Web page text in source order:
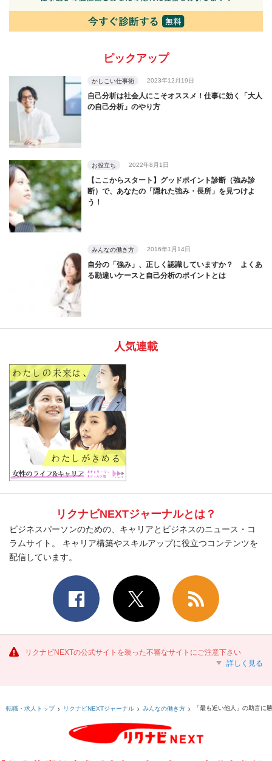
ピックアップ
かしこい仕事術 2023年12月19日
自己分析は社会人にこそオススメ！仕事に効く「大人
の自己分析」のやり方
お役立ち 2022年8月1日
【ここからスタート】グッドポイント診断（強み診
断）で、あなたの「隠れた強み・長所」を見つけよ
う！
みんなの働き方 2016年1月14日
自分の「強み」、正しく認識していますか？ よくあ
る勘違いケースと自己分析のポイントとは
人気連載
リクナビNEXTジャーナルとは？
ビジネスパーソンのための、キャリアとビジネスのニュース・コ
ラムサイト。 キャリア構築やスキルアップに役立つコンテンツを
配信しています。
リクナビNEXTの公式サイトを装った不審なサイトにご注意下さい
詳しく見る
転職・求人トップ リクナビNEXTジャーナル みんなの働き方 「最も近い他人」の助言に